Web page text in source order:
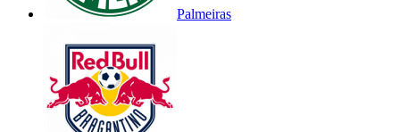
Palmeiras